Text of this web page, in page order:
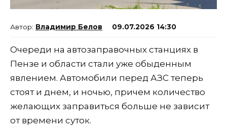
Владимир Белов 09.07.2026 14:30
Очереди на автозаправочных станциях в
Пензе и области стали уже обыденным
явлением. Автомобили перед АЗС теперь
стоят и днем, и ночью, причем количество
желающих заправиться больше не зависит
от времени суток.